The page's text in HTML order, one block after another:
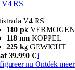
V4 RS
V4 RS
180 pk VERMOGEN
118 nm KOPPEL
225 kg GEWICHT
39.990 € i
nu Ontdek meer